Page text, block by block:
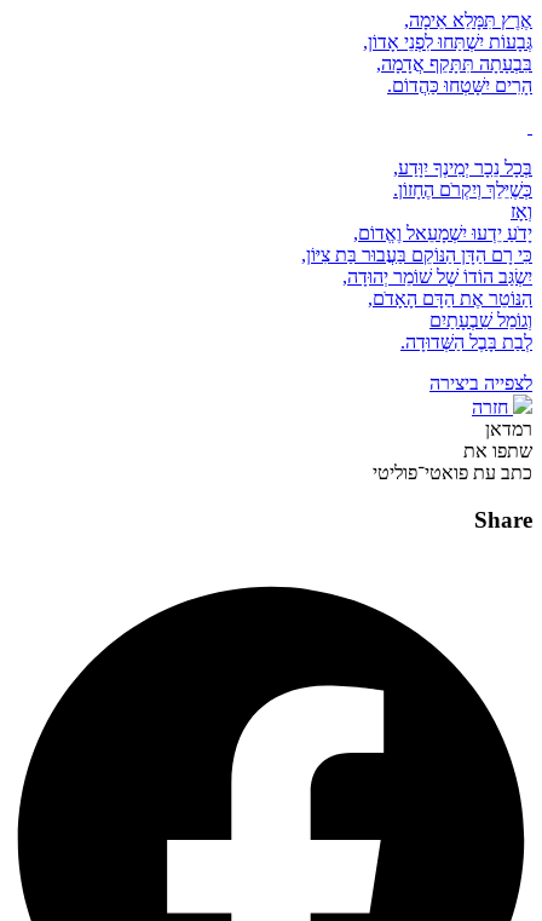
אֶרֶץ תִּמָּלֵא אֵימָה,
גְּבָעוֹת יִשְׁתַּחוּ לִפְנֵי אָדוֹן,
בִּבְעָתָה תִּתָּקֵף אֲדָמָה,
הָרִים יִשָּׁטְחוּ כַּהֲדוֹם.
בְּכָל נֵכָר יְמִינְךָ יִוָּדַע,
כְּשֶׁיֵּלֵךְ וְיִקְרֹם הֶחָזוֹן.
וְאָז
יָדֹעַ יֵדְעוּ יִשְׁמָעֵאל וֶאֱדוֹם,
כִּי רָם הַדָּן הַנּוֹקֵם בַּעֲבוּר בַּת צִיּוֹן,
יִשְׂגַּב הוֹדוֹ שֶׁל שׁוֹמֵר יְהוּדָה,
הַנּוֹטֵר אֶת הַדָּם הָאָדֹם,
וְגוֹמֵל שִׁבְעָתַיִם
לְבַת בָּבֶל הַשְּׁדוּדָה.
לצפייה ביצירה
חזרה
רמדאן
שתפו את
כתב עת פואטי־פוליטי
Share